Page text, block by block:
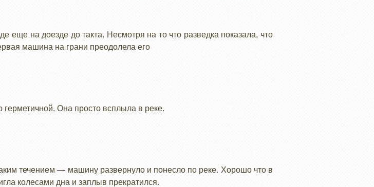
еще на доезде до такта. Несмотря на то что разведка показала, что
машина на грани преодолела его
Она просто всплыла в реке.
течением — машину развернуло и понесло по реке. Хорошо что в
колесами дна и заплыв прекратился.